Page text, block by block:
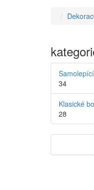
34
Klasické
28